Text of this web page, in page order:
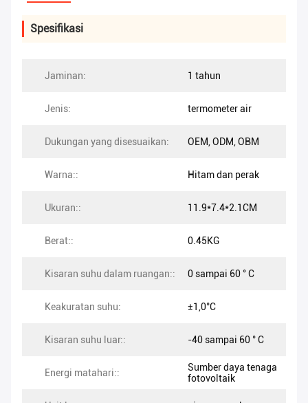
Spesifikasi
Jaminan: 1 tahun
Jenis: termometer air
Dukungan yang disesuaikan: OEM, ODM, OBM
Warna:: Hitam dan perak
Ukuran:: 11.9*7.4*2.1CM
Berat:: 0.45KG
Kisaran suhu dalam ruangan:: 0 sampai 60 ° C
Keakuratan suhu: ±1,0°C
Kisaran suhu luar:: -40 sampai 60 ° C
Energi matahari::
Sumber daya tenaga
fotovoltaik